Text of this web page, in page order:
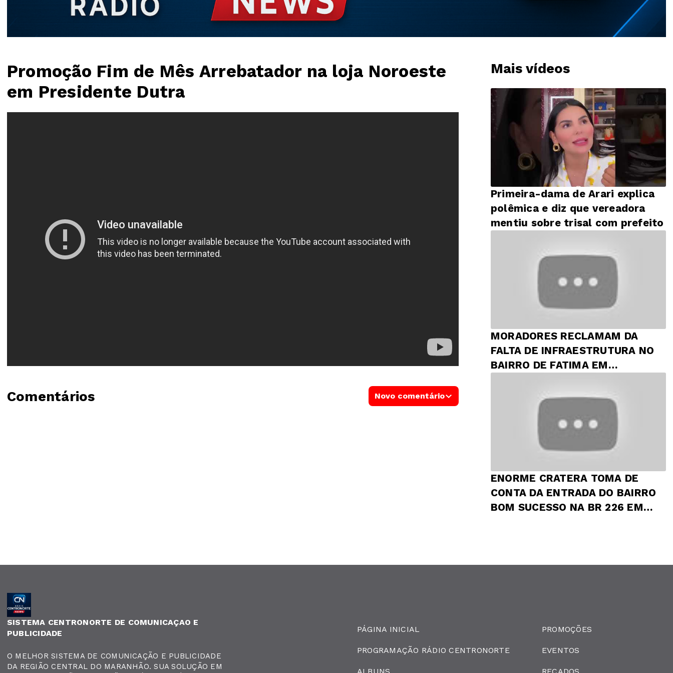
Promoção Fim de Mês Arrebatador na loja Noroeste
em Presidente Dutra
Mais vídeos
Primeira-dama de Arari explica
polêmica e diz que vereadora
mentiu sobre trisal com prefeito
MORADORES RECLAMAM DA
FALTA DE INFRAESTRUTURA NO
BAIRRO DE FATIMA EM
ENORME CRATERA TOMA DE
CONTA DA ENTRADA DO BAIRRO
BOM SUCESSO NA BR 226 EM
Comentários Novo comentário
SISTEMA CENTRONORTE DE COMUNICAÇAO E
PUBLICIDADE
O MELHOR SISTEMA DE COMUNICAÇÃO E PUBLICIDADE
DA REGIÃO CENTRAL DO MARANHÃO. SUA SOLUÇÃO EM
PÁGINA INICIAL
PROGRAMAÇÃO RÁDIO CENTRONORTE
PROMOÇÕES
EVENTOS